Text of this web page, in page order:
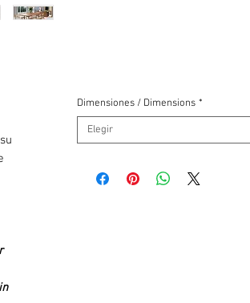
Dimensiones / Dimensions *
Elegir